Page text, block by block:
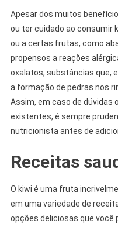
Apesar dos muitos
ou ter cuidado ao consumir
ou a certas frutas, como
propensos a reações
oxalatos, substâncias que,
a formação de pedras nos
Assim, em caso de dúvidas
existentes, é sempre
nutricionista antes de
Receitas
O kiwi é uma fruta
em uma variedade de
opções deliciosas que